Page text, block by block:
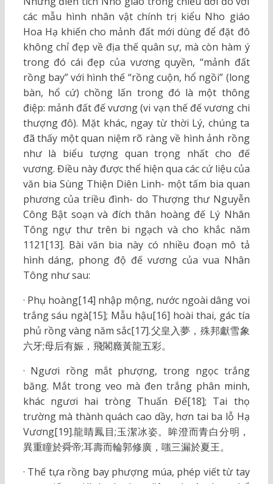
các mẫu hình nhân vật chính trị kiểu Nho giáo
Hoa Hạ khiến cho mảnh đất mới dùng để đặt đô
không chỉ đẹp về địa thế quân sự, mà còn hàm ý
trong đó cái đẹp của vương quyền, “mảnh đất
rồng bay” với hình thế “rồng cuộn, hổ ngồi” (long
bàn, hổ cứ) chồng lấn trong đó là một thông
điệp: mảnh đất đế vương (vi vạn thế đế vương chi
thượng đô). Mặt khác, ngay từ thời Lý, chúng ta
đã thấy một quan niệm rõ ràng về hình ảnh rồng
như là biểu tượng quan trọng nhất cho đế
vương. Điều này được thể hiện qua các cứ liệu của
văn bia Sùng Thiện Diên Linh- một tấm bia quan
phương của triều đình- do Thượng thư Nguyễn
Công Bật soạn và đích thân hoàng đế Lý Nhân
Tông ngự thư trên bi ngạch và cho khắc năm
1121[13]. Bài văn bia này có nhiều đoạn mô tả
hình dáng, phong độ đế vương của vua Nhân
Tông như sau:
· Phụ hoàng[14] nhập mộng, nước ngoài dâng voi
trắng sáu ngà[15]; Mẫu hậu[16] hoài thai, gác tía
phủ rồng vàng năm sắc[17].父皇入夢，殊邦獻雪象
六牙;母后有娠，飛閣廕黃龍五彩。
· Ngươi rồng mắt phượng, trong ngọc trắng
băng. Mắt trong veo mà đen trắng phân minh,
khác ngươi hai tròng Thuấn Đế[18]; Tai thọ
trường mà thành quách cao dầy, hơn tai ba lỗ Hạ
Vương[19].龍睛鳳目;玉潔冰姿。眸澄而青白分明，
異重瞳於舜帝;耳壽而輪郭修廣，嗤三漏於夏王。
· Thế tựa rồng bay phượng múa, phép viết từ tay